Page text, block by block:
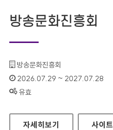
방송문화진흥회
기관명 :
방송문화진흥회
인증기간 :
2026.07.29 ~ 2027.07.28
상태 :
유효
방송문화진흥회
자세히보기 사이트